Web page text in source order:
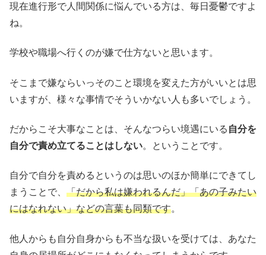
現在進行形で人間関係に悩んでいる方は、毎日憂鬱ですよ
ね。
学校や職場へ行くのが嫌で仕方ないと思います。
そこまで嫌ならいっそのこと環境を変えた方がいいとは思
いますが、様々な事情でそういかない人も多いでしょう。
だからこそ大事なことは、そんなつらい境遇にいる 自分を
自分で責め立てることはしない。ということです。
自分で自分を責めるというのは思いのほか簡単にできてし
まうことで、 「だから私は嫌われるんだ」「あの子みたい
にはなれない」などの言葉も同類です。
他人からも自分自身からも不当な扱いを受けては、あなた